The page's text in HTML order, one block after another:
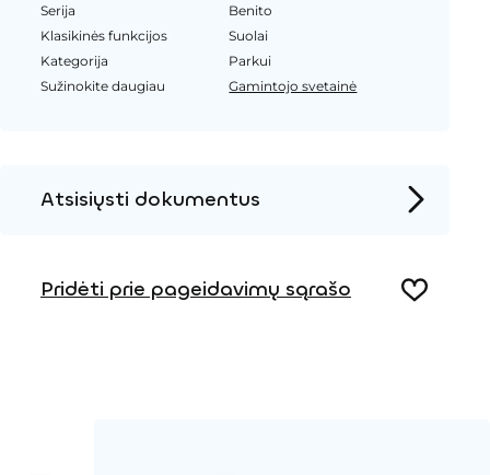
Serija
Benito
Klasikinės funkcijos
Suolai
Kategorija
Parkui
Sužinokite daugiau
Gamintojo svetainė
Atsisiųsti dokumentus
Pridėti prie pageidavimų sąrašo